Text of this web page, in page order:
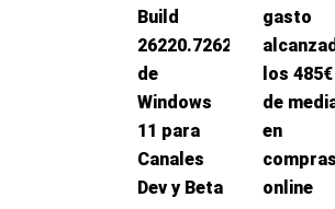
Build
26220.7262
de
Windows
11 para
Canales
Dev y Beta
gasto
los 485€
de
en
compras
online